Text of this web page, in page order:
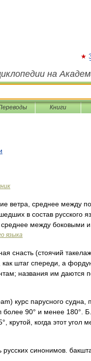
на
Книги
ветра, среднее между
в состав
среднее между боковыми
языка
снасть (стоячий
как штаг спереди, а
названия им даются
курс парусного судна,
более 90° и менее
крутой, когда этот угол
синонимов.